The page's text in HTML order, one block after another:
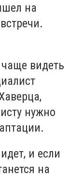
на
видеть
нужно
и если
на